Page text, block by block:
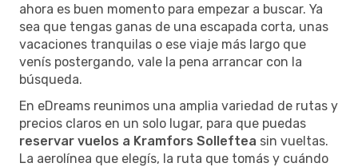
ahora es buen momento para empezar a buscar. Ya
sea que tengas ganas de una escapada corta, unas
vacaciones tranquilas o ese viaje más largo que
venís postergando, vale la pena arrancar con la
búsqueda.
En eDreams reunimos una amplia variedad de rutas y
precios claros en un solo lugar, para que puedas
reservar vuelos a Kramfors Solleftea sin vueltas.
La aerolínea que elegís, la ruta que tomás y cuándo